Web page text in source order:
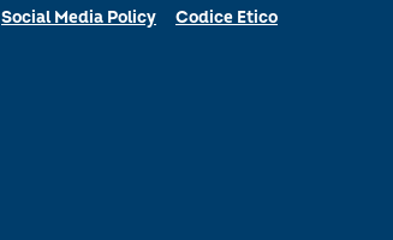
Social Media Policy Codice Etico